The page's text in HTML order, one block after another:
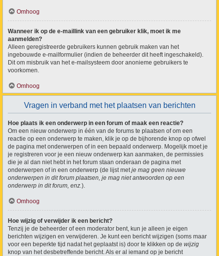
Omhoog
Wanneer ik op de e-maillink van een gebruiker klik, moet ik me
aanmelden?
Alleen geregistreerde gebruikers kunnen gebruik maken van het
ingebouwde e-mailformulier (indien de beheerder dit heeft ingeschakeld).
Dit om misbruik van het e-mailsysteem door anonieme gebruikers te
voorkomen.
Omhoog
Vragen in verband met het plaatsen van berichten
Hoe plaats ik een onderwerp in een forum of maak een reactie?
Om een nieuw onderwerp in één van de forums te plaatsen of om een
reactie op een onderwerp te maken, klik je op de bijhorende knop op ofwel
de pagina met onderwerpen of in een bepaald onderwerp. Mogelijk moet je
je registreren voor je een nieuw onderwerp kan aanmaken, de permissies
die je al dan niet hebt in het forum staan onderaan de pagina met
onderwerpen of in een onderwerp (de lijst metje mag geen nieuwe
onderwerpen in dit forum plaatsen, je mag niet antwoorden op een
onderwerp in dit forum, enz.).
Omhoog
Hoe wijzig of verwijder ik een bericht?
Tenzij je de beheerder of een moderator bent, kun je alleen je eigen
berichten wijzigen en verwijderen. Je kunt een bericht wijzigen (soms maar
voor een beperkte tijd nadat het geplaatst is) door te klikken op de wijzig
knop van het desbetreffende bericht. Als er al iemand op je bericht